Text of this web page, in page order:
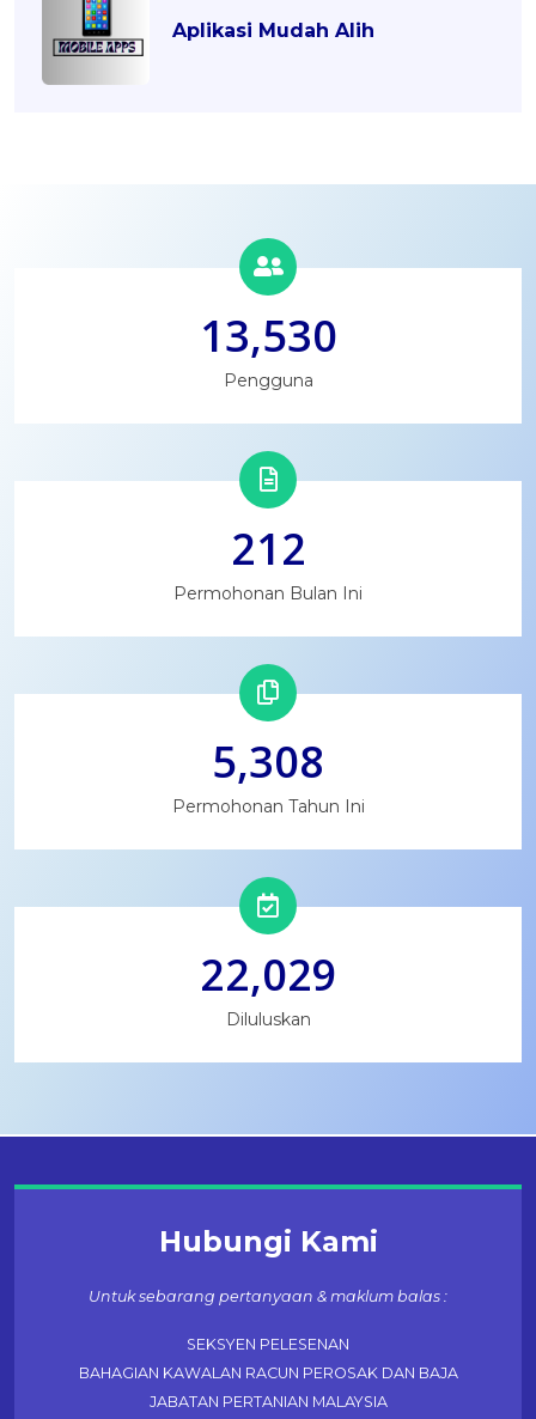
Aplikasi Mudah Alih
13,530
Pengguna
212
Permohonan Bulan Ini
5,308
Permohonan Tahun Ini
22,029
Diluluskan
Hubungi Kami
Untuk sebarang pertanyaan & maklum balas :
SEKSYEN PELESENAN
BAHAGIAN KAWALAN RACUN PEROSAK DAN BAJA
JABATAN PERTANIAN MALAYSIA